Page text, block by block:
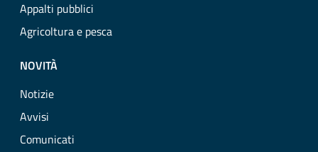
Appalti pubblici
Agricoltura e pesca
NOVITÀ
Notizie
Avvisi
Comunicati